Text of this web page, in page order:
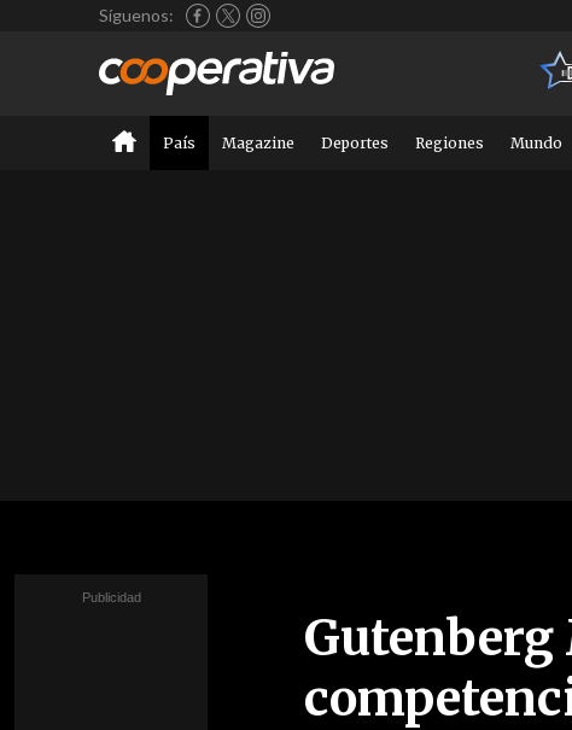
Síguenos:
País Magazine Deportes Regiones Mundo